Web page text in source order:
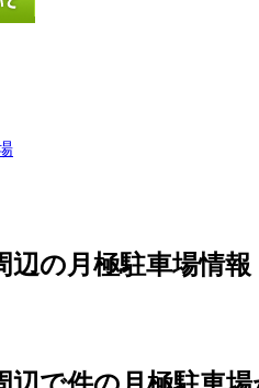
辺の月極駐車場情報